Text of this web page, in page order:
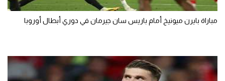
مباراة بايرن ميونيخ أمام باريس سان جيرمان في دوري أبطال أوروبا